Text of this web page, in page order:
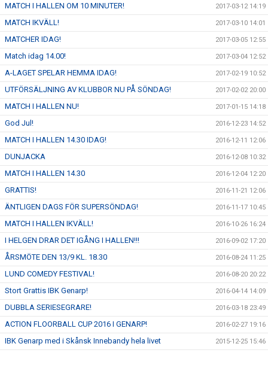
MATCH I HALLEN OM 10 MINUTER! 2017-03-12 14:19
MATCH IKVÄLL! 2017-03-10 14:01
MATCHER IDAG! 2017-03-05 12:55
Match idag 14.00! 2017-03-04 12:52
A-LAGET SPELAR HEMMA IDAG! 2017-02-19 10:52
UTFÖRSÄLJNING AV KLUBBOR NU PÅ SÖNDAG! 2017-02-02 20:00
MATCH I HALLEN NU! 2017-01-15 14:18
God Jul! 2016-12-23 14:52
MATCH I HALLEN 14.30 IDAG! 2016-12-11 12:06
DUNJACKA 2016-12-08 10:32
MATCH I HALLEN 14.30 2016-12-04 12:20
GRATTIS! 2016-11-21 12:06
ÄNTLIGEN DAGS FÖR SUPERSÖNDAG! 2016-11-17 10:45
MATCH I HALLEN IKVÄLL! 2016-10-26 16:24
I HELGEN DRAR DET IGÅNG I HALLEN!!! 2016-09-02 17:20
ÅRSMÖTE DEN 13/9 KL. 18.30 2016-08-24 11:25
LUND COMEDY FESTIVAL! 2016-08-20 20:22
Stort Grattis IBK Genarp! 2016-04-14 14:09
DUBBLA SERIESEGRARE! 2016-03-18 23:49
ACTION FLOORBALL CUP 2016 I GENARP! 2016-02-27 19:16
IBK Genarp med i Skånsk Innebandy hela livet 2015-12-25 15:46